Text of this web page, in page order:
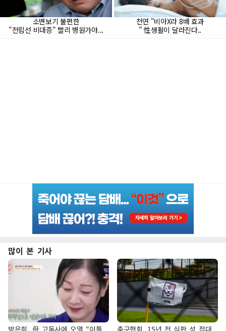
많이 본 기사